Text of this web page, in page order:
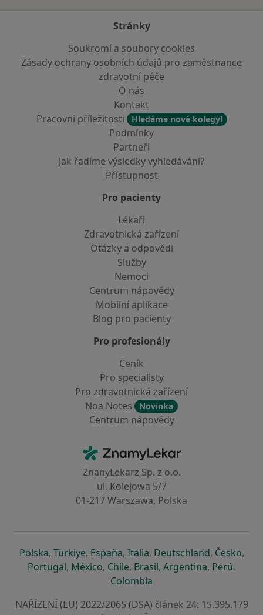
Stránky
Soukromí a soubory cookies
Zásady ochrany osobních údajů pro zaměstnance
zdravotní péče
O nás
Kontakt
Pracovní příležitosti
Hledáme nové kolegy!
Podmínky
Partneři
Jak řadíme výsledky vyhledávání?
Přístupnost
Pro pacienty
Lékaři
Zdravotnická zařízení
Otázky a odpovědi
Služby
Nemoci
Centrum nápovědy
Mobilní aplikace
Blog pro pacienty
Pro profesionály
Ceník
Pro specialisty
Pro zdravotnická zařízení
Noa Notes
Novinka
Centrum nápovědy
ZnamyLekar - Hlavní stránka
ZnanyLekarz Sp. z o.o.
ul. Kolejowa 5/7
01-217 Warszawa, Polska
Polskase otevře v nové záložce
, Türkiyese otevře v nové záložce
, Españase otevře v nové záložce
, Italiase otevře v nové záložce
, Deutschlandse otevře v
, Českose
,
Portugalse otevře v nové záložce
, Méxicose otevře v nové záložce
, Chilese otevře v nové záložce
, Brasilse otevře v nové
, Argentinase otevře v
, Perúse
,
Colombia
NAŘÍZENÍ (EU) 2022/2065 (DSA) článek 24: 15.395.179